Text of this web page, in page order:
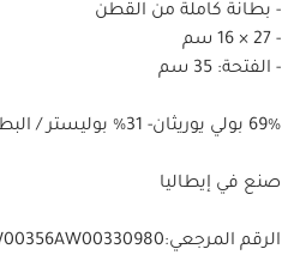
- بطانة كاملة من القطن
- ‏27 × 16 سم
- الفتحة: 35 سم
69% بولي يوريثان- 31% بوليستر / البطانة:100% قطن
صنع في إيطاليا
الرقم المرجعي:BAW00356AW00330980